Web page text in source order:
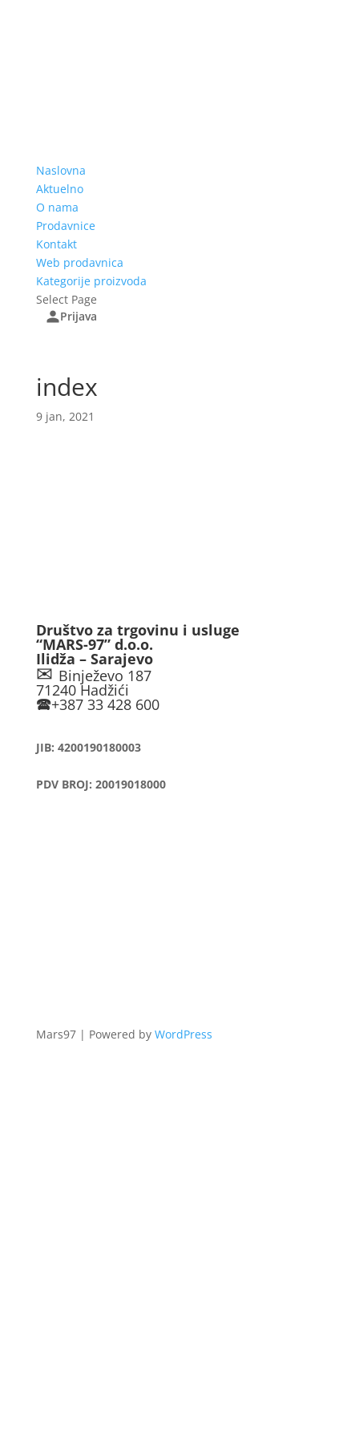
Naslovna
Aktuelno
O nama
Prodavnice
Kontakt
Web prodavnica
Kategorije proizvoda
Select Page
Prijava
index
9 jan, 2021
Društvo za trgovinu i usluge
“MARS-97” d.o.o.
Ilidža – Sarajevo
✉Binježevo 187
71240 Hadžići
🕿+387 33 428 600
JIB: 4200190180003
PDV BROJ: 20019018000
Mars97 | Powered by WordPress